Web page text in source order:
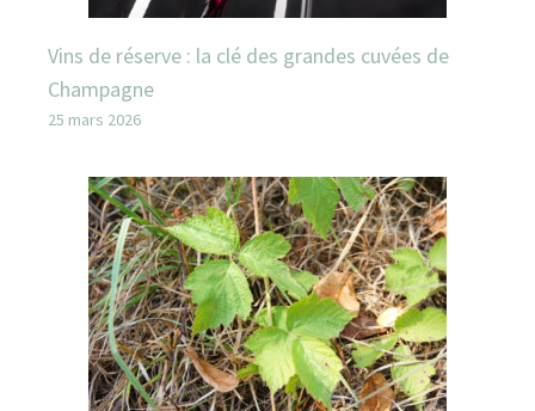
Vins de réserve : la clé des grandes cuvées de
Champagne
25 mars 2026